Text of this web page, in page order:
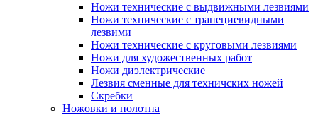
Ножи технические с выдвижными лезвиями
Ножи технические с трапециевидными
лезвими
Ножи технические с круговыми лезвиями
Ножи для художественных работ
Ножи диэлектрические
Лезвия сменные для техничских ножей
Скребки
Ножовки и полотна